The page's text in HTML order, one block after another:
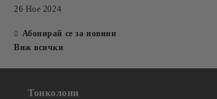
26 Ное 2024
Абонирай се за новини
Виж всички
Тонколони